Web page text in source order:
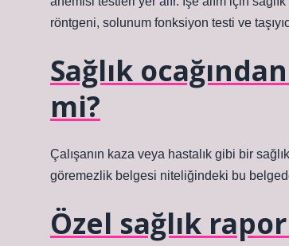
röntgeni, solunum fonksiyon testi ve
Sağlık
mi?
Çalışanın kaza veya hastalık gibi bir
göremezlik belgesi niteliğindeki bu
Özel sağlık